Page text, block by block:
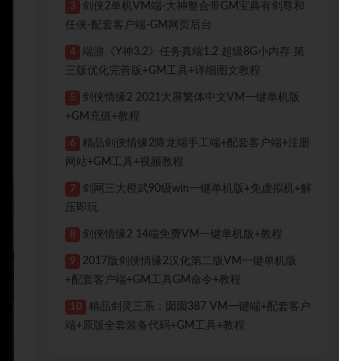
3
剑侠2单机VM端-大神整合带GM宝典有剑尊和
任侠-配套客户端-GM网页后台
4
端游《Y神3.2》任务真端1.2 超级8G小内存 第
三版优化完善版+GM工具+详细图文教程
5
剑侠情缘2 2021大屏繁体中文VM一键单机版
+GM充值+教程
6
精品剑侠情缘2降龙端手工端+配套客户端+注册
网站+GM工具+视频教程
7
剑网三大橙武90级win一键单机版+免虚拟机+解
压即玩
8 剑侠情缘2 14端免费VM一键单机版+教程
9
2017版剑侠情缘2汉化第二版VM一键单机版
+配套客户端+GM工具GM命令+教程
10
精品剑灵三系：囡囡387 VM一键端+配套客户
端+原版全套装备代码+GM工具+教程